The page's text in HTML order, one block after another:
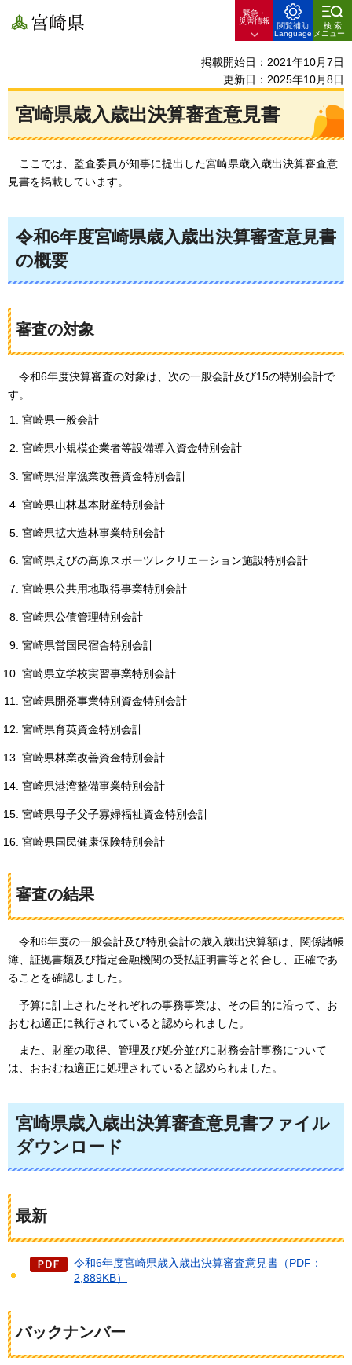
宮崎県
緊急・
災害情報
閲覧補助
Language
検索
メニュー
掲載開始日：2021年10月7日
更新日：2025年10月8日
宮崎県歳入歳出決算審査意見書
ここでは、 監査委員が知事に提出した宮崎県歳入歳出決算審査意
見書を掲載しています。
令和6年度宮崎県歳入歳出決算審査意見書
の概要
審査の対象
令和6年度決算審査の対象は、次の一般会計及び15の特別会計で
す。
宮崎県一般会計
宮崎県小規模企業者等設備導入資金特別会計
宮崎県沿岸漁業改善資金特別会計
宮崎県山林基本財産特別会計
宮崎県拡大造林事業特別会計
宮崎県えびの高原スポーツレクリエーション施設特別会計
宮崎県公共用地取得事業特別会計
宮崎県公債管理特別会計
宮崎県営国民宿舎特別会計
宮崎県立学校実習事業特別会計
宮崎県開発事業特別資金特別会計
宮崎県育英資金特別会計
宮崎県林業改善資金特別会計
宮崎県港湾整備事業特別会計
宮崎県母子父子寡婦福祉資金特別会計
宮崎県国民健康保険特別会計
審査の結果
令和6年度の一般会計及び特別会計の歳入歳出決算額は、関係諸帳
簿、証拠書類及び指定金融機関の受払証明書等と符合し、正確であ
ることを確認しました。
予算に計上されたそれぞれの事務事業は、その目的に沿って、お
おむね適正に執行されていると認められました。
ま た、財産の取得、管理及び処分並びに財務会計事務について
は、おおむね適正に処理されていると認められました。
宮崎県歳入歳出決算審査意見書ファイル
ダウンロード
最新
令和6年度宮崎県歳入歳出決算審査意見書（PDF：
2,889KB）
バックナンバー